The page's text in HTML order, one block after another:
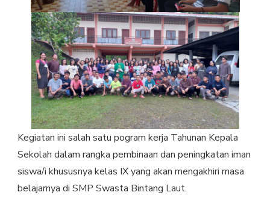
Kegiatan ini salah satu pogram kerja Tahunan Kepala
Sekolah dalam rangka pembinaan dan peningkatan iman
siswa/i khususnya kelas IX yang akan mengakhiri masa
belajarnya di SMP Swasta Bintang Laut.